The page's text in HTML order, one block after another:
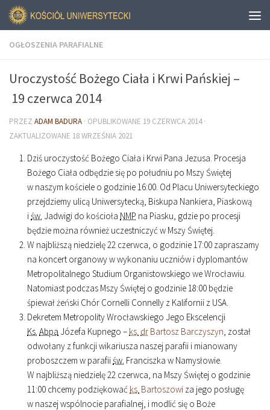
OGŁOSZENIA PARAFIALNE
Uroczystość Bożego Ciała i Krwi Pańskiej –
19 czerwca 2014
PRZEZ ADAM BADURA · OPUBLIKOWANE 19 CZERWCA 2014·
ZAKTUALIZOWANE 18 WRZEŚNIA 2021
Dziś uroczystość Bożego Ciała i Krwi Pana Jezusa. Procesja
Bożego Ciała odbędzie się po południu po Mszy Świętej
w naszym kościele o godzinie16:00. Od Placu Uniwersyteckiego
przejdziemy ulicą Uniwersytecką, Biskupa Nankiera, Piaskową
iśw. Jadwigi do kościoła NMP na Piasku, gdzie po procesji
będzie można również uczestniczyć w Mszy Świętej.
W najbliższą niedzielę 22 czerwca, o godzinie17:00 zapraszamy
na koncert organowy w wykonaniu uczniów i dyplomantów
Metropolitalnego Studium Organistowskiego we Wrocławiu.
Natomiast podczas Mszy Świętej o godzinie18:00 będzie
śpiewał żeński Chór Cornelli Connelly z Kalifornii z USA.
Dekretem Metropolity Wrocławskiego Jego Ekscelencji
Ks. Abpa Józefa Kupnego – ks. dr Bartosz Barczyszyn, został
odwołany z funkcji wikariusza naszej parafii i mianowany
proboszczem w parafiiśw. Franciszka w Namysłowie.
W najbliższą niedzielę 22 czerwca, na Mszy Świętej o godzinie
11:00 chcemy podziękować ks. Bartoszowi za jego posługę
w naszej wspólnocie parafialnej, i modlić się o Boże